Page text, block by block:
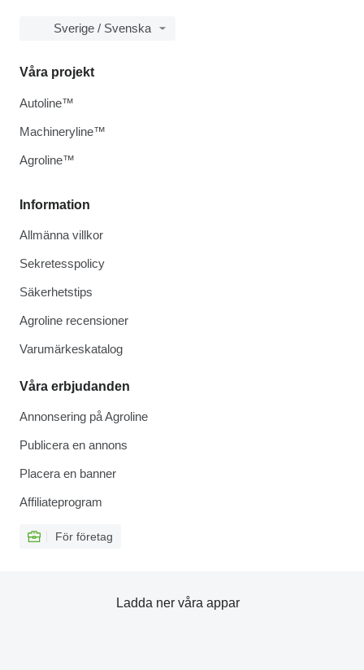
Sverige / Svenska
Information
Allmänna villkor
Sekretesspolicy
Säkerhetstips
Agroline recensioner
Varumärkeskatalog
Våra erbjudanden
Annonsering på Agroline
Publicera en annons
Placera en banner
Affiliateprogram
För företag
Våra projekt
Autoline™
Machineryline™
Agroline™
Ladda ner våra appar